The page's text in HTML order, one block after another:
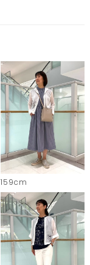
159cm